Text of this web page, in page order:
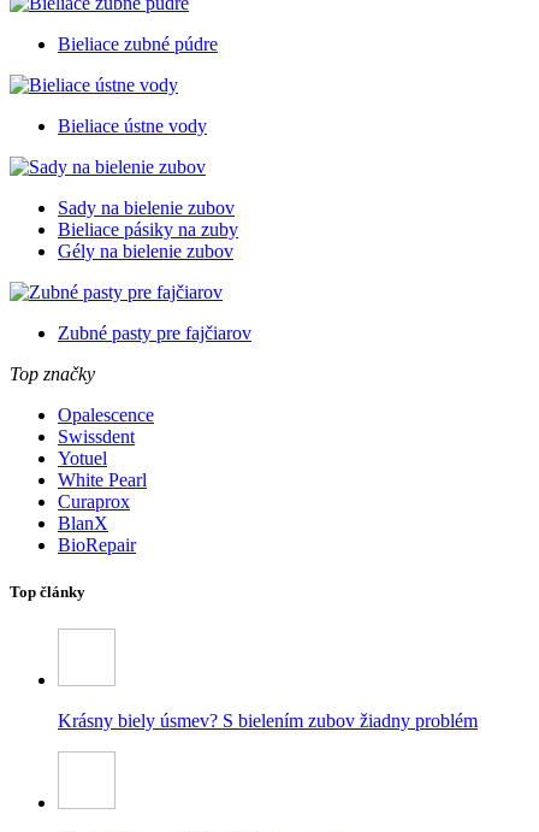
Bieliace zubné púdre
Bieliace ústne vody
Sady na bielenie zubov
Bieliace pásiky na zuby
Gély na bielenie zubov
Zubné pasty pre fajčiarov
Top značky
Opalescence
Swissdent
Yotuel
White Pearl
Curaprox
BlanX
BioRepair
Top články
Krásny biely úsmev? S bielením zubov žiadny problém